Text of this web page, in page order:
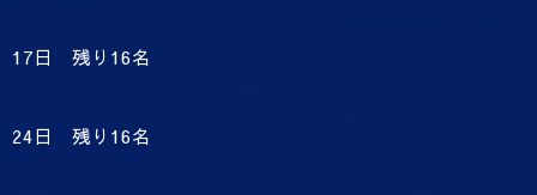
17日 残り16名
24日 残り16名